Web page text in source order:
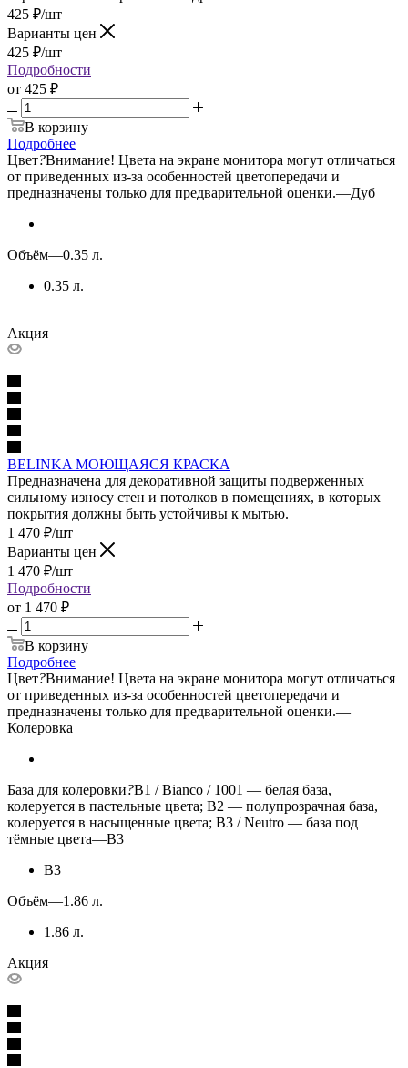
425 ₽/шт
Варианты цен
425 ₽/шт
Подробности
от 425 ₽
В корзину
Подробнее
Цвет?Внимание! Цвета на экране монитора могут отличаться
от приведенных из-за особенностей цветопередачи и
предназначены только для предварительной оценки.—Дуб
Объём—0.35 л.
0.35 л.
Акция
BELINKA МОЮЩАЯСЯ КРАСКА
Предназначена для декоративной защиты подверженных
сильному износу стен и потолков в помещениях, в которых
покрытия должны быть устойчивы к мытью.
1 470 ₽/шт
Варианты цен
1 470 ₽/шт
Подробности
от 1 470 ₽
В корзину
Подробнее
Цвет?Внимание! Цвета на экране монитора могут отличаться
от приведенных из-за особенностей цветопередачи и
предназначены только для предварительной оценки.—
Колеровка
База для колеровки?B1 / Bianco / 1001 — белая база,
колеруется в пастельные цвета; B2 — полупрозрачная база,
колеруется в насыщенные цвета; B3 / Neutro — база под
тёмные цвета—B3
B3
Объём—1.86 л.
1.86 л.
Акция